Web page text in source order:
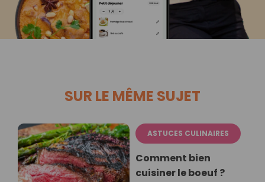
SUR LE MÊME SUJET
ASTUCES CULINAIRES
Comment bien
cuisiner le boeuf ?